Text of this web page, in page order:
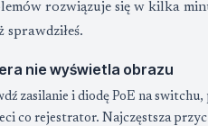
rozwiązuje się w kilka
sprawdziłeś.
nie wyświetla obrazu
zasilanie i diodę PoE na
co rejestrator. Najczęstsza